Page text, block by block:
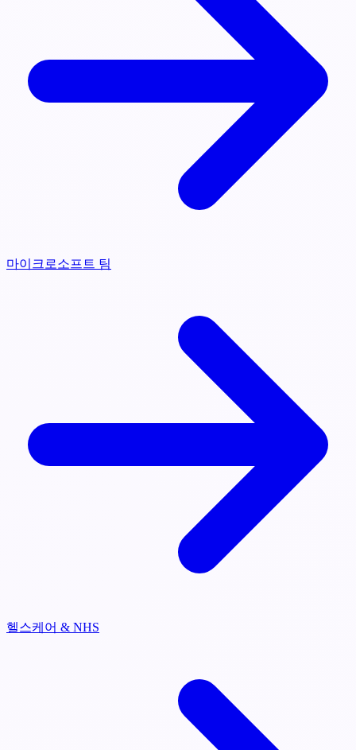
마이크로소프트 팀
헬스케어 & NHS